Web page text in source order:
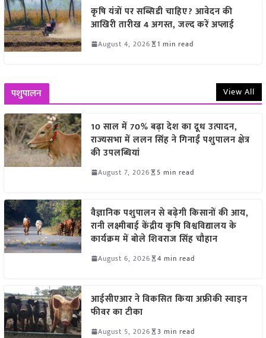
कृषि यंत्रों पर सब्सिडी चाहिए? आवेदन की
आखिरी तारीख 4 अगस्त, जल्द करें अप्लाई
August 4, 2026 1 min read
पशुपालन View All
10 साल में 70% बढ़ा देश का दूध उत्पादन,
राज्यसभा में ललन सिंह ने गिनाईं पशुपालन क्षेत्र
की उपलब्धियां
August 7, 2026 5 min read
वैज्ञानिक पशुपालन से बढ़ेगी किसानों की आय,
रानी लक्ष्मीबाई केंद्रीय कृषि विश्वविद्यालय के
कार्यक्रम में बोले शिवराज सिंह चौहान
August 6, 2026 4 min read
आईसीएआर ने विकसित किया अफ्रीकी स्वाइन
फीवर का टीका
August 5, 2026 3 min read